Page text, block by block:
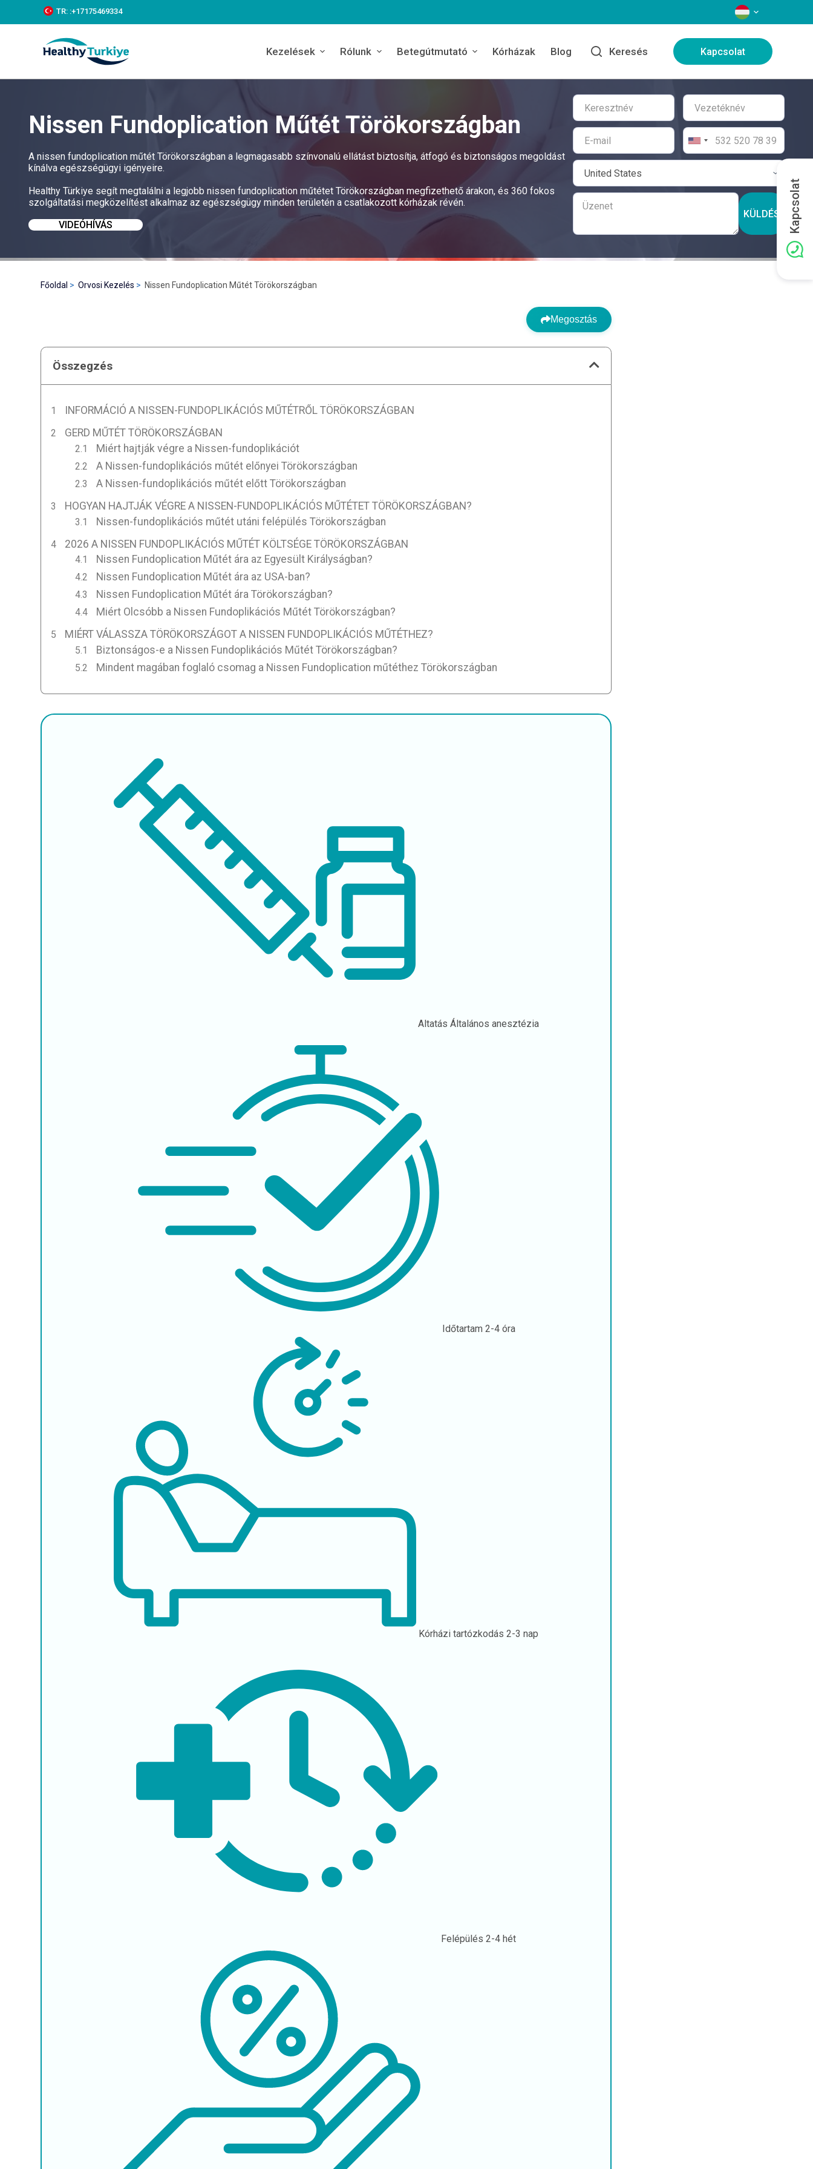
k
c
TR: :+‪17175469334‬ NYELVEK
Kezelések Rólunk Betegútmutató Kórházak Blog Keresés Kapcsolat
Nissen Fundoplication Műtét Törökországban
A nissen fundoplication műtét Törökországban a legmagasabb színvonalú ellátást biztosítja, átfogó és biztonságos megoldást
kínálva egészségügyi igényeire.
Healthy Türkiye segít megtalálni a legjobb nissen fundoplication műtétet Törökországban megfizethető árakon, és 360 fokos
szolgáltatási megközelítést alkalmaz az egészségügy minden területén a csatlakozott kórházak révén.
VIDEÓHÍVÁS
KÜLDÉS
Főoldal Orvosi Kezelés Nissen Fundoplication Műtét Törökországban
Megosztás
Összegzés
INFORMÁCIÓ A NISSEN-FUNDOPLIKÁCIÓS MŰTÉTRŐL TÖRÖKORSZÁGBAN
GERD MŰTÉT TÖRÖKORSZÁGBAN
Miért hajtják végre a Nissen-fundoplikációt
A Nissen-fundoplikációs műtét előnyei Törökországban
A Nissen-fundoplikációs műtét előtt Törökországban
HOGYAN HAJTJÁK VÉGRE A NISSEN-FUNDOPLIKÁCIÓS MŰTÉTET TÖRÖKORSZÁGBAN?
Nissen-fundoplikációs műtét utáni felépülés Törökországban
2026 A NISSEN FUNDOPLIKÁCIÓS MŰTÉT KÖLTSÉGE TÖRÖKORSZÁGBAN
Nissen Fundoplication Műtét ára az Egyesült Királyságban?
Nissen Fundoplication Műtét ára az USA-ban?
Nissen Fundoplication Műtét ára Törökországban?
Miért Olcsóbb a Nissen Fundoplikációs Műtét Törökországban?
MIÉRT VÁLASSZA TÖRÖKORSZÁGOT A NISSEN FUNDOPLIKÁCIÓS MŰTÉTHEZ?
Biztonságos-e a Nissen Fundoplikációs Műtét Törökországban?
Mindent magában foglaló csomag a Nissen Fundoplication műtéthez Törökországban
AltatásÁltalános anesztézia
Időtartam 2-4 óra
Kórházi tartózkodás2-3 nap
Felépülés2-4 hét
Kapcsolat